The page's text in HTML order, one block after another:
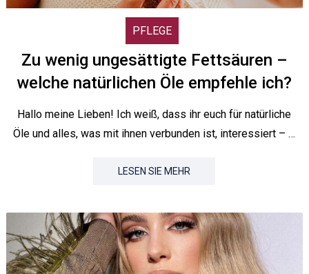
PFLEGE
Zu wenig ungesättigte Fettsäuren –
welche natürlichen Öle empfehle ich?
Hallo meine Lieben! Ich weiß, dass ihr euch für natürliche
Öle und alles, was mit ihnen verbunden ist, interessiert – …
LESEN SIE MEHR